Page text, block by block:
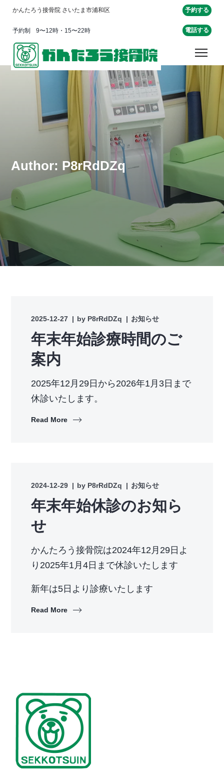
かんたろう接骨院 さいたま市浦和区 予約する
予約制 9〜12時・15〜22時 電話する
Author: P8rRdDZq
2025-12-27 by P8rRdDZq お知らせ
年末年始診療時間のご
案内
2025年12月29日から2026年1月3日まで
休診いたします。
Read More
2024-12-29 by P8rRdDZq お知らせ
年末年始休診のお知ら
せ
かんたろう接骨院は2024年12月29日よ
り2025年1月4日まで休診いたします
新年は5日より診療いたします
Read More